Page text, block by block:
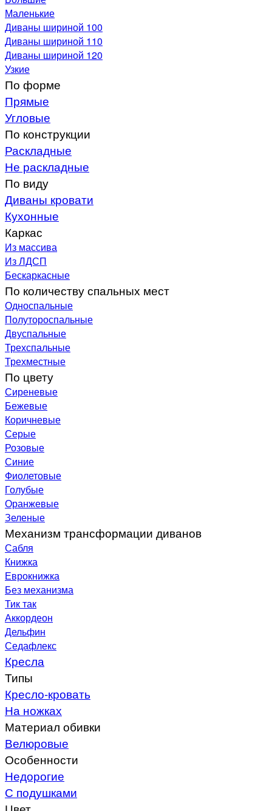
Маленькие
Диваны шириной 100
Диваны шириной 110
Диваны шириной 120
Узкие
По форме
Прямые
Угловые
По конструкции
Раскладные
Не раскладные
По виду
Диваны кровати
Кухонные
Каркас
Из массива
Из ЛДСП
Бескаркасные
По количеству спальных мест
Односпальные
Полутороспальные
Двуспальные
Трехспальные
Трехместные
По цвету
Сиреневые
Бежевые
Коричневые
Серые
Розовые
Синие
Фиолетовые
Голубые
Оранжевые
Зеленые
Механизм трансформации диванов
Сабля
Книжка
Еврокнижка
Без механизма
Тик так
Аккордеон
Дельфин
Седафлекс
Кресла
Типы
Кресло-кровать
На ножках
Материал обивки
Велюровые
Особенности
Недорогие
С подушками